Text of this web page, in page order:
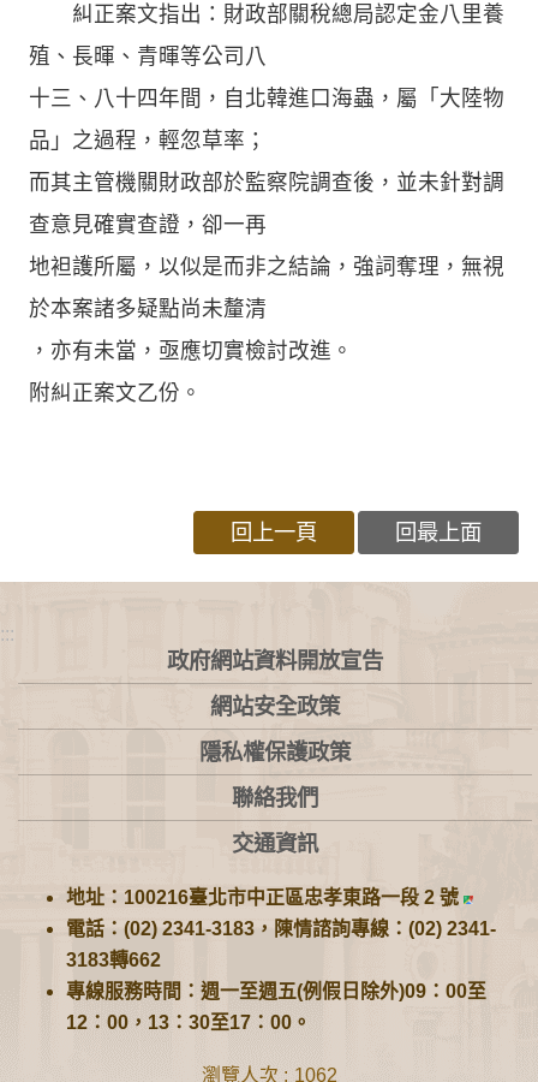
糾正案文指出：財政部關稅總局認定金八里養
殖、長暉、青暉等公司八
十三、八十四年間，自北韓進口海蟲，屬「大陸物
品」之過程，輕忽草率；
而其主管機關財政部於監察院調查後，並未針對調
查意見確實查證，卻一再
地袒護所屬，以似是而非之結論，強詞奪理，無視
於本案諸多疑點尚未釐清
，亦有未當，亟應切實檢討改進。
附糾正案文乙份。
回上一頁 回最上面
:::
政府網站資料開放宣告
網站安全政策
隱私權保護政策
聯絡我們
交通資訊
地址：100216臺北市中正區忠孝東路一段 2 號
電話：(02) 2341-3183，陳情諮詢專線：(02) 2341-
3183轉662
專線服務時間：週一至週五(例假日除外)09：00至
12：00，13：30至17：00。
瀏覽人次 1062